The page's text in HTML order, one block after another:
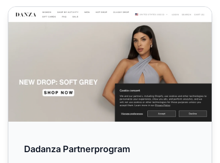
Dadanza Partnerprogram
Dadanza Partnerprogram